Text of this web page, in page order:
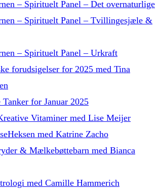
– Spirituelt Panel – Det overnaturlige
– Spirituelt Panel – Tvillingesjæle &
– Spirituelt Panel – Urkraft
forudsigelser for 2025 med Tina
for Januar 2025
Vitaminer med Lise Meijer
med Katrine Zacho
& Mælkebøttebarn med Bianca
med Camille Hammerich